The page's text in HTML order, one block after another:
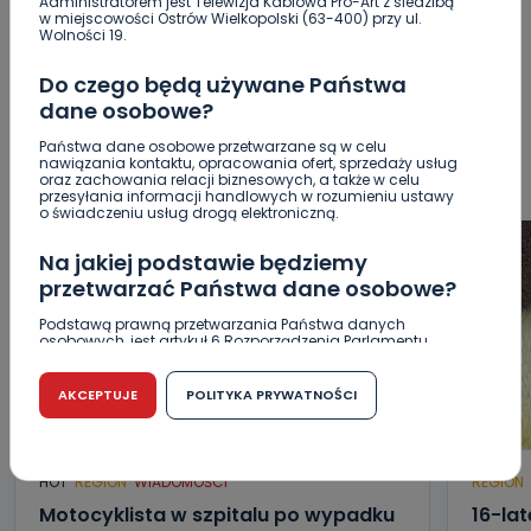
w miejscowości Ostrów Wielkopolski (63-400) przy ul.
Wolności 19.
Do czego będą używane Państwa
dane osobowe?
Państwa dane osobowe przetwarzane są w celu
nawiązania kontaktu, opracowania ofert, sprzedaży usług
oraz zachowania relacji biznesowych, a także w celu
przesyłania informacji handlowych w rozumieniu ustawy
o świadczeniu usług drogą elektroniczną.
Na jakiej podstawie będziemy
przetwarzać Państwa dane osobowe?
Podstawą prawną przetwarzania Państwa danych
osobowych, jest artykuł 6 Rozporządzenia Parlamentu
r. w sprawie ochrony osób fizycznych w związku z
przetwarzaniem danych osobowych w sprawie
swobodnego przepływu takich danych oraz uchylenia
dyrektywy 95/46/WE (RODO).
Czy jest możliwość cofnięcia zgody?
Podanie danych osobowych jest dobrowolne, nie jest
wymogiem ustawowym lub umownym oraz nie stanowi
AKCEPTUJE POLITYKA PRYWATNOŚCI
WSZYSTKIE BEZPIECZEŃSTWO
CIEKAWOSTKI
EDUKACJA
KORONAWIRUS
KULTURA I ROZRYWKA
SYGNALE
OPINIE POLITYKA
WYWIADY
ZDROWIE
HOT REGION WIADOMOŚCI
Motocyklista w szpitalu po wypadku
REGION
16-